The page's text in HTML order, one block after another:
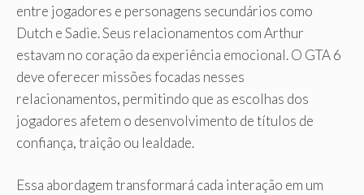
entre jogadores e personagens secundários como
Dutch e Sadie. Seus relacionamentos com Arthur
estavam no coração da experiência emocional. O GTA 6
deve oferecer missões focadas nesses
relacionamentos, permitindo que as escolhas dos
jogadores afetem o desenvolvimento de títulos de
confiança, traição ou lealdade.
Essa abordagem transformará cada interação em um